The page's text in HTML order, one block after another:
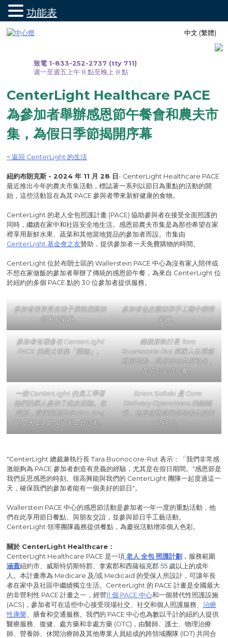
致電 1-833-252-2737 (tty 711)
週一至週五上午 8 點至晚上 8 點
中文 (繁體)
CenterLight Healthcare PACE
為參加者舉辦感恩節午餐會和農夫市
集，為假日季節揭開序幕
< 返回 CenterLight 的生活
紐約布朗克斯 - 2024 年 11 月 28 日 - CenterLight Healthcare PACE
最近推出今年的農夫市集活動，標誌著一系列以節日為重點的活動的開
始，這些活動旨在為其 PACE 參與者帶來新鮮健康的食物。
CenterLight 的老人全包照護計畫 (PACE) 協助參與者在接受全面照護的
同時，繼續在家中和社區安全地生活。感恩節農夫市集是為那些希望在家
裡享用新鮮水果、蔬菜和其他當地貨品的參加者而設。市集由
CenterLight 基金會之友贊助，提供參加者一天免費購物的時間。
CenterLight 位於布朗士區的 Wallerstein PACE 中心為沒有家人陪伴或
不想在家做飯的參加者舉辦了傳統的感恩節午餐，為來自 CenterLight 位
於紐約的多個 PACE 點的 30 位參加者提供服務。
參加者很享受在袋子裡裝滿新鮮
蔬果的樂趣。
參加者也在藝術和手工藝中獲得
樂趣。
參加者有機會在 CenterLight
PACE 的農夫市集「購物」。
總裁兼執行長 Tara
Buonocore-Rut 與家人出席感
恩節活動，與參加者共度時光，
並協助提供午餐。
一些 CenterLight 的員工帶著
他們的家人參加了此次活動。在
這裡，資深藥劑主任 Shu Jing
的丈夫 Ed 參加了手工藝活動。
Brian Sidiski 是 Care
Delivery Operations 的副總
裁，他在感恩節與參加者共度美
好時光。
"CenterLight 總裁兼執行長 Tara Buonocore-Rut 表示：「我們非常感
激能夠為 PACE 參加者創造有意義的經驗，尤其是在假日期間。"感恩節是
我們反思感恩的時刻。很高興能與我們的 CenterLight 團隊一起度過這一
天，確保我們的參加者能有一個美好的節日"。
Wallerstein PACE 中心的感恩節活動是參加者一年一度的重點活動，他
們在此享用節日餐點、與朋友交誼，並參與節日手工藝活動。
CenterLight 領導團隊義務提供餐點，為慶祝活動增添個人色彩。
關於 CenterLight Healthcare：
CenterLight Healthcare PACE 是一項 老人 全包 照護計劃 ，服務範圍
涵蓋紐約市、威斯特切斯特郡、拿索郡和西薩福克郡 55 歲以上的成年
人。本計畫專為 Medicare 及/或 Medicaid 的受保人所設計，可讓年長
者在家中及社區中繼續獨立生活。CenterLight 的 PACE 計畫是全國最大
的非營利性 PACE 計畫之一，經營11 個 PACE 中心和一個替代性照護設施
(ACS)，參加者可在這些中心接受現場社交、社交和個人照護服務、 治療
性康樂 、膳食和交通服務。我們的 PACE 中心也為數以千計的紐約人提供
醫療服務、復健、處方藥和非處方藥 (OTC)，由醫師、護士、物理治療
師、營養師、休閒治療師及其他專業人員組成的跨領域團隊 (IDT) 共同合
功能表